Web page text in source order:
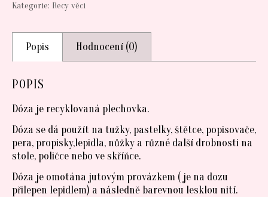
Kategorie: Recy věci
Popis Hodnocení (0)
POPIS
Dóza je recyklovaná plechovka.
Dóza se dá použít na tužky, pastelky, štětce, popisovače,
pera, propisky,lepidla, nůžky a různé další drobnosti na
stole, poličce nebo ve skříňce.
Dóza je omotána jutovým provázkem ( je na dozu
přilepen lepidlem) a následně barevnou lesklou nití.